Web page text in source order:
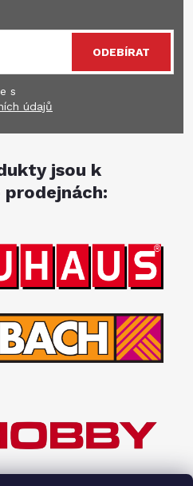
s
údajů
ODEBÍRAT
jsou k